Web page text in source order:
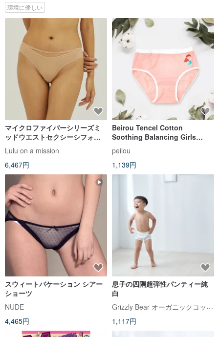
環境に優しい
マイクロファイバーシリーズミ
ッドウエストセクシーシフォン
シームレスブリーフ
Lulu on a mission
6,467円
Beirou Tencel Cotton
Soothing Balancing Girls
Briefs - Upliqué Mermaid
peilou
1,139円
スウィートバケーション シアー
ショーツ
NUDE
4,465円
息子の四隅超弾性パンティー純
白
Grizzly Bear オーガニックコットン
1,117円